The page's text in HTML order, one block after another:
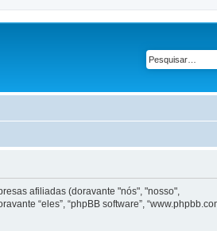
afiliadas (doravante "nós", "nosso",
“eles”, “phpBB software”,